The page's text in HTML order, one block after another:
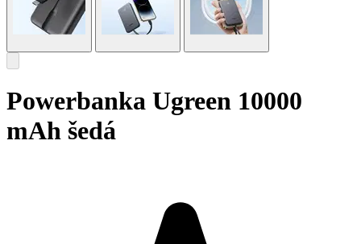
Powerbanka Ugreen 10000
mAh šedá